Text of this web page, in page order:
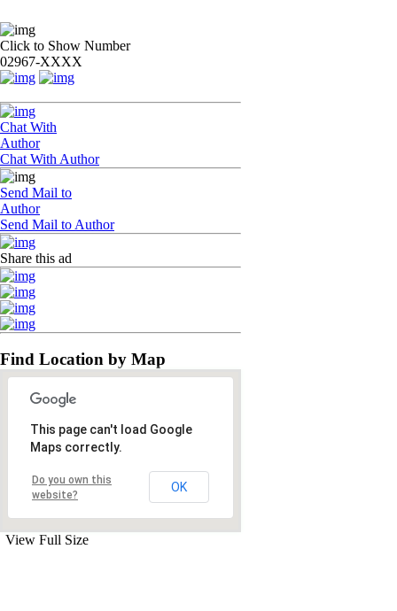
Click to Show Number
02967-XXXX
Chat With
Author
Chat With Author
Send Mail to
Author
Send Mail to Author
Share this ad
Find Location by Map
This page can't load Google
Maps correctly.
Do you own this
website?
OK
View Full Size